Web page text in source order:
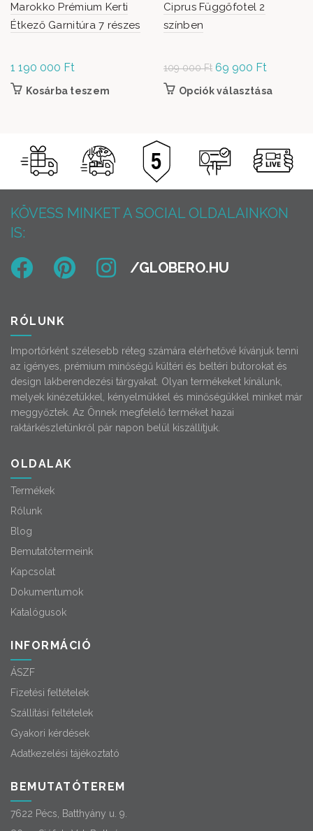
Marokko Prémium Kerti
Étkező Garnitúra 7 részes
1 190 000 Ft
Kosárba teszem
Ciprus Függőfotel 2
színben
109 000Ft Original
price was:
69 900 Ft
Opciók választása
KÖVESS MINKET A SOCIAL OLDALAINKON
IS:
RÓLUNK
Importőrként szélesebb réteg számára elérhetővé kívánjuk tenni
az igényes, prémium minőségű kültéri és beltéri bútorokat és
design lakberendezési tárgyakat. Olyan termékeket kínálunk,
melyek kinézetükkel, kényelmükkel és minőségükkel minket már
meggyőztek. Az Önnek megfelelő terméket hazai
raktárkészletünkről pár napon belül kiszállítjuk.
OLDALAK
Termékek
Rólunk
Blog
Bemutatótermeink
Kapcsolat
Dokumentumok
Katalógusok
INFORMÁCIÓ
ÁSZF
Fizetési feltételek
Szállítási feltételek
Gyakori kérdések
Adatkezelési tájékoztató
BEMUTATÓTEREM
7622 Pécs, Batthyány u. 9.